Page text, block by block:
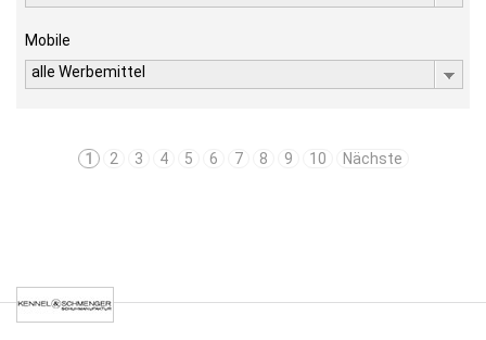
Mobile
alle Werbemittel
1 2 3 4 5 6 7 8 9 10 Nächste